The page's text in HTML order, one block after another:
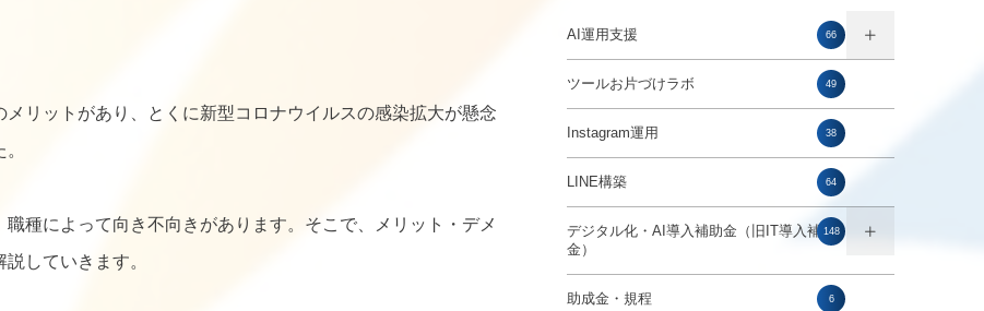
リットがあり、とくに新型コロナウイルスの感染拡大が懸念
種によって向き不向きがあります。そこで、メリット・デメ
していきます。
AI運用支援 66
ツールお片づけラボ 49
Instagram運用 38
LINE構築 64
デジタル化・AI導入補助金（旧IT導入補助
金）
148
助成金・規程 6